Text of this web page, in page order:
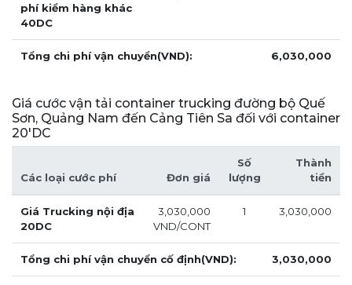
phí kiểm hàng khác
40DC
Tổng chi phí vận chuyển(VND): 6,030,000
Giá cước vận tải container trucking đường bộ Quế
Sơn, Quảng Nam đến Cảng Tiên Sa đối với container
20'DC
Các loại cước phí Đơn giá
Số
lượng
Thành
tiền
Giá Trucking nội địa
20DC
3,030,000
VND/CONT
1 3,030,000
Tổng chi phí vận chuyển cố định(VND): 3,030,000